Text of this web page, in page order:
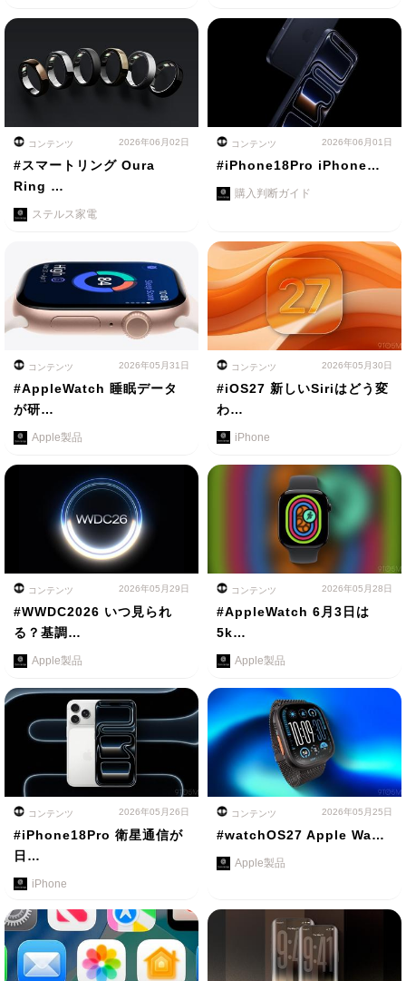
コンテンツ 2026年06月02日
#スマートリング Oura
Ring …
ステルス家電
コンテンツ 2026年06月01日
#iPhone18Pro iPhone…
購入判断ガイド
コンテンツ 2026年05月31日
#AppleWatch 睡眠データ
が研…
Apple製品
コンテンツ 2026年05月30日
#iOS27 新しいSiriはどう変
わ…
iPhone
コンテンツ 2026年05月29日
#WWDC2026 いつ見られ
る？基調…
Apple製品
コンテンツ 2026年05月28日
#AppleWatch 6月3日は
5k…
Apple製品
コンテンツ 2026年05月26日
#iPhone18Pro 衛星通信が
日…
iPhone
コンテンツ 2026年05月25日
#watchOS27 Apple Wa…
Apple製品